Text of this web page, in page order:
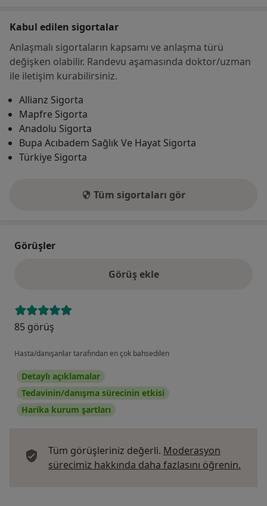
Kabul edilen sigortalar
Anlaşmalı sigortaların kapsamı ve anlaşma türü
değişken olabilir. Randevu aşamasında doktor/uzman
ile iletişim kurabilirsiniz.
Allianz Sigorta
Mapfre Sigorta
Anadolu Sigorta
Bupa Acıbadem Sağlık Ve Hayat Sigorta
Türkiye Sigorta
Tüm sigortaları gör
Görüşler
Görüş ekle
85 görüş
Hasta/danışanlar tarafından en çok bahsedilen
Detaylı açıklamalar
Tedavinin/danışma sürecinin etkisi
Harika kurum şartları
Tüm görüşleriniz değerli. Moderasyon
sürecimiz hakkında daha fazlasını öğrenin.